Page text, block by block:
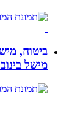
ביטוח,
מישל